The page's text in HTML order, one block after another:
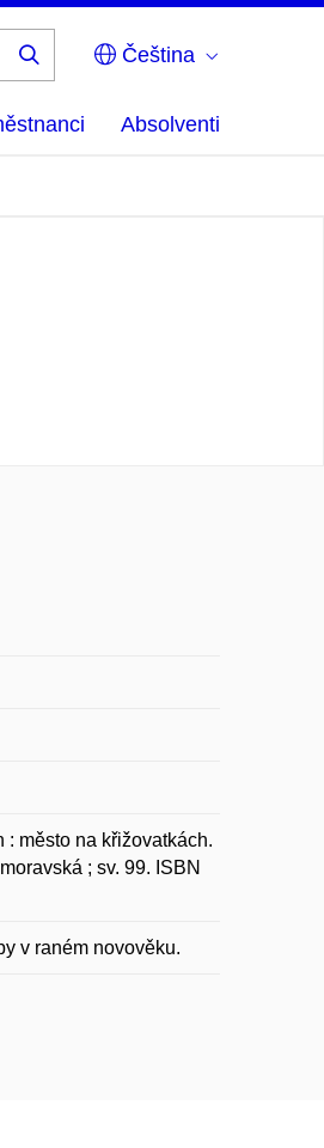
Čeština
Absolventi
město na křižovatkách.
; sv. 99. ISBN
v raném novověku.